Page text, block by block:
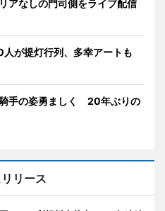
アなしの門司側をライブ配信
が提灯行列、多幸アートも
手の姿勇ましく 20年ぶりの
リース